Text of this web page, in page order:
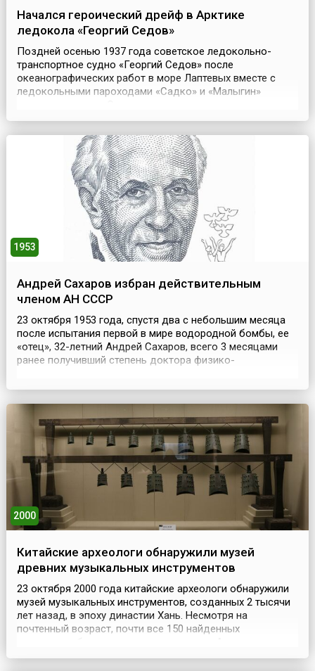
Начался героический дрейф в Арктике
ледокола «Георгий Седов»
Поздней осенью 1937 года советское ледокольно-
транспортное судно «Георгий Седов» после
океанографических работ в море Лаптевых вместе с
ледокольными пароходами «Садко» и «Малыгин»
Архангельск. Путь им преградили многолетние льды, и
Новосибирских островов. Три вмерзшие в лед судна,
палатки на льду образовали цел...
1953
Андрей Сахаров избран действительным
членом АН СССР
23 октября 1953 года, спустя два с небольшим месяца
после испытания первой в мире водородной бомбы, ее
«отец», 32-летний Андрей Сахаров, всего 3 месяцами
ранее получивший степень доктора физико-
корреспондента, был сразу избран действительным
поддержали научные руководители ядерной программы
Игорь Кур...
2000
Китайские археологи обнаружили музей
древних музыкальных инструментов
23 октября 2000 года китайские археологи обнаружили
музей музыкальных инструментов, созданных 2 тысячи
лет назад, в эпоху династии Хань. Несмотря на
почтенный возраст, почти все 150 найденных
древние музыкальные инструменты, найденные на